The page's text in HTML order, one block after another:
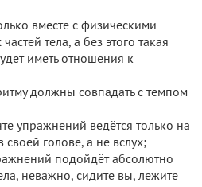
вместе с физическими
тела, а без этого такая
иметь отношения к
должны совпадать с темпом
упражнений ведётся только на
своей голове, а не вслух;
подойдёт абсолютно
неважно, сидите вы, лежите